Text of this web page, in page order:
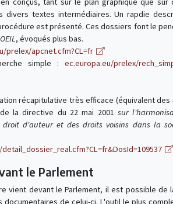
divers textes intermédiaires. Un rapdie
est présenté. Ces dossiers font le
OEIL, évoqués plus bas.
prelex/apcnet.cfm?CL=fr
simple : ec.europa.eu/prelex/
récapitulative très efficace (équivalent des
la directive du 22 mai 2001sur
droit d'auteur et des droits voisins dans la
le Parlement
vient devant le Parlement, il est possible de
documentaires de celui-ci. L'outil le plus